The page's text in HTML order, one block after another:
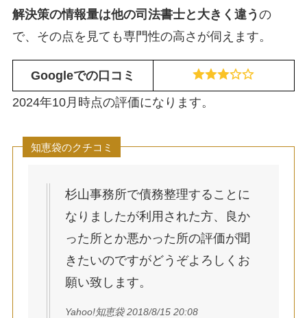
解決策の情報量は他の司法書士と大きく違う の
で、その点を見ても専門性の高さが伺えます。
Googleでの口コミ
2024年10月時点の評価になります。
知恵袋のクチコミ
杉山事務所で債務整理することに
なりましたが利用された方、良か
った所とか悪かった所の評価が聞
きたいのですがどうぞよろしくお
願い致します。
Yahoo!知恵袋 2018/8/15 20:08